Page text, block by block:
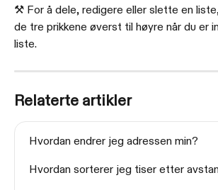
⚒️ For å dele, redigere eller slette en
de tre prikkene øverst til høyre når du er
liste.
Relaterte artikler
Hvordan endrer jeg adressen min?
Hvordan sorterer jeg tiser etter